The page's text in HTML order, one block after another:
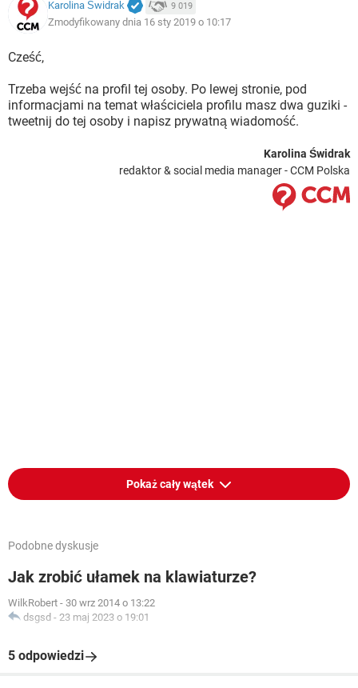
Karolina Świdrak 9 019
Zmodyfikowany dnia 16 sty 2019 o 10:17
Cześć,
Trzeba wejść na profil tej osoby. Po lewej stronie, pod
informacjami na temat właściciela profilu masz dwa guziki -
tweetnij do tej osoby i napisz prywatną wiadomość.
Karolina Świdrak
redaktor & social media manager - CCM Polska
Pokaż cały wątek
Podobne dyskusje
Jak zrobić ułamek na klawiaturze?
WilkRobert - 30 wrz 2014 o 13:22
dsgsd - 23 maj 2023 o 19:01
5 odpowiedzi